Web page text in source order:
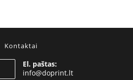
Kontaktai
El. paštas:
info@doprint.ltOpens